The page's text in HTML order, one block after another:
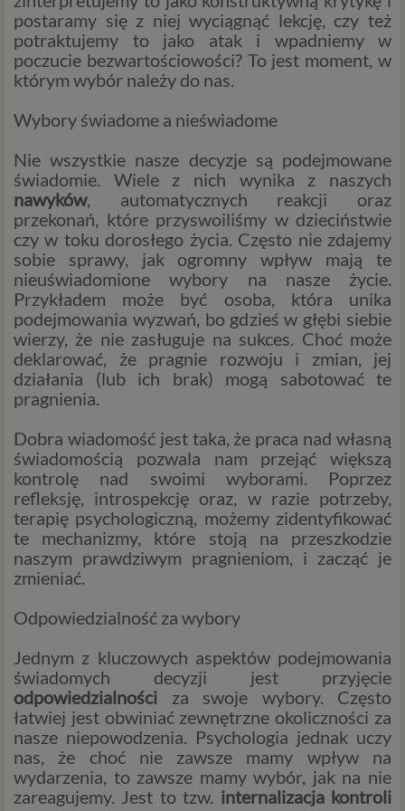
postaramy się z niej wyciągnąć lekcję, czy też
potraktujemy to jako atak i wpadniemy w
poczucie bezwartościowości? To jest moment, w
którym wybór należy do nas.
Wybory świadome a nieświadome
Nie wszystkie nasze decyzje są podejmowane
świadomie. Wiele z nich wynika z naszych
nawyków, automatycznych reakcji oraz
przekonań, które przyswoiliśmy w dzieciństwie
czy w toku dorosłego życia. Często nie zdajemy
sobie sprawy, jak ogromny wpływ mają te
nieuświadomione wybory na nasze życie.
Przykładem może być osoba, która unika
podejmowania wyzwań, bo gdzieś w głębi siebie
wierzy, że nie zasługuje na sukces. Choć może
deklarować, że pragnie rozwoju i zmian, jej
działania (lub ich brak) mogą sabotować te
pragnienia.
Dobra wiadomość jest taka, że praca nad własną
świadomością pozwala nam przejąć większą
kontrolę nad swoimi wyborami. Poprzez
refleksję, introspekcję oraz, w razie potrzeby,
terapię psychologiczną, możemy zidentyfikować
te mechanizmy, które stoją na przeszkodzie
naszym prawdziwym pragnieniom, i zacząć je
zmieniać.
Odpowiedzialność za wybory
Jednym z kluczowych aspektów podejmowania
świadomych decyzji jest przyjęcie
odpowiedzialności za swoje wybory. Często
łatwiej jest obwiniać zewnętrzne okoliczności za
nasze niepowodzenia. Psychologia jednak uczy
nas, że choć nie zawsze mamy wpływ na
wydarzenia, to zawsze mamy wybór, jak na nie
zareagujemy. Jest to tzw. internalizacja kontroli